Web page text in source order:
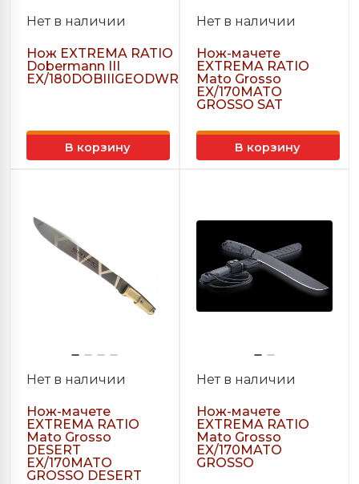
Нет в наличии
Нож EXTREMA RATIO
Dobermann III
EX/180DOBIIIGEODWR
В корзину
Нет в наличии
Нож-мачете
EXTREMA RATIO
Mato Grosso
EX/170MATO
GROSSO SAT
В корзину
Нет в наличии
Нож-мачете
EXTREMA RATIO
Mato Grosso
DESERT
EX/170MATO
GROSSO DESERT
Нет в наличии
Нож-мачете
EXTREMA RATIO
Mato Grosso
EX/170MATO
GROSSO